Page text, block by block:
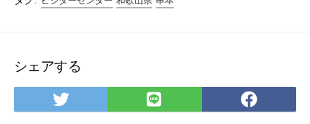
シェアする
Twitter
で
LINE
で
で